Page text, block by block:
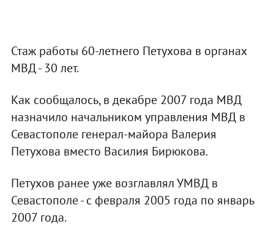
Стаж работы 60-летнего Петухова в органах
МВД - 30 лет.
Как сообщалось, в декабре 2007 года МВД
назначило начальником управления МВД в
Севастополе генерал-майора Валерия
Петухова вместо Василия Бирюкова.
Петухов ранее уже возглавлял УМВД в
Севастополе - с февраля 2005 года по январь
2007 года.